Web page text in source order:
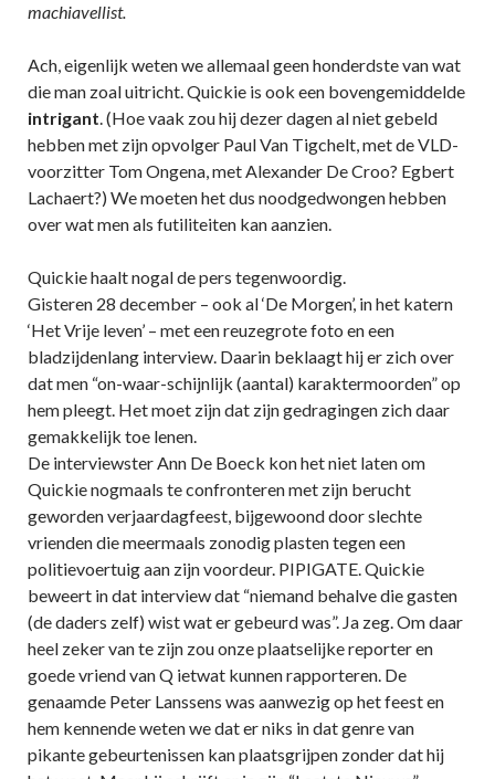
machiavellist.
Ach, eigenlijk weten we allemaal geen honderdste van wat
die man zoal uitricht. Quickie is ook een bovengemiddelde
intrigant. (Hoe vaak zou hij dezer dagen al niet gebeld
hebben met zijn opvolger Paul Van Tigchelt, met de VLD-
voorzitter Tom Ongena, met Alexander De Croo? Egbert
Lachaert?) We moeten het dus noodgedwongen hebben
over wat men als futiliteiten kan aanzien.
Quickie haalt nogal de pers tegenwoordig.
Gisteren 28 december – ook al ‘De Morgen’, in het katern
‘Het Vrije leven’ – met een reuzegrote foto en een
bladzijdenlang interview. Daarin beklaagt hij er zich over
dat men “on-waar-schijnlijk (aantal) karaktermoorden” op
hem pleegt. Het moet zijn dat zijn gedragingen zich daar
gemakkelijk toe lenen.
De interviewster Ann De Boeck kon het niet laten om
Quickie nogmaals te confronteren met zijn berucht
geworden verjaardagfeest, bijgewoond door slechte
vrienden die meermaals zonodig plasten tegen een
politievoertuig aan zijn voordeur. PIPIGATE. Quickie
beweert in dat interview dat “niemand behalve die gasten
(de daders zelf) wist wat er gebeurd was”. Ja zeg. Om daar
heel zeker van te zijn zou onze plaatselijke reporter en
goede vriend van Q ietwat kunnen rapporteren. De
genaamde Peter Lanssens was aanwezig op het feest en
hem kennende weten we dat er niks in dat genre van
pikante gebeurtenissen kan plaatsgrijpen zonder dat hij